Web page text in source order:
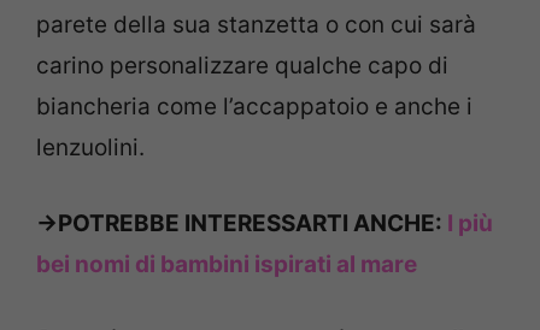
parete della sua stanzetta o con cui sarà
carino personalizzare qualche capo di
biancheria come l’accappatoio e anche i
lenzuolini.
->POTREBBE INTERESSARTI ANCHE: I più
bei nomi di bambini ispirati al mare